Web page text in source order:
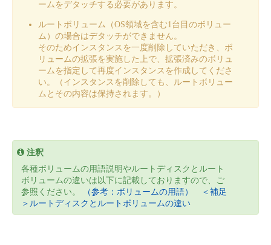
すべてのメニューを見る
- 登録情報の管理
- APIリファレンス
■ 基本構築ガイド
- クラウド / サーバー
- Flexible InterConnect
- リモートワーク
- ITインフラストラクチャー
- その他
ームをデタッチする必要があります。
ルートボリューム（OS領域を含む1台目のボリュー
ム）の場合はデタッチができません。
そのためインスタンスを一度削除していただき、ボ
リュームの拡張を実施した上で、拡張済みのボリュ
ームを指定して再度インスタンスを作成してくださ
い。（インスタンスを削除しても、ルートボリュー
ムとその内容は保持されます。）
注釈
各種ボリュームの用語説明やルートディスクとルート
ボリュームの違いは以下に記載しておりますので、ご
参照ください。
（参考：ボリュームの用語）
＜補足
＞ルートディスクとルートボリュームの違い